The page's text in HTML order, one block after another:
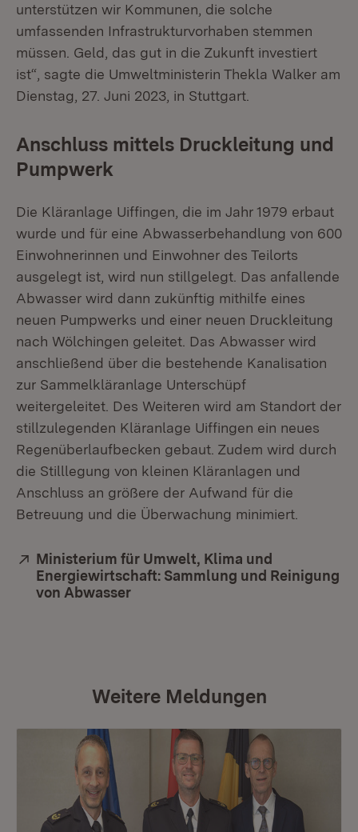
unterstützen wir Kommunen, die solche
umfassenden Infrastrukturvorhaben stemmen
müssen. Geld, das gut in die Zukunft investiert
ist“, sagte die Umweltministerin Thekla Walker am
Dienstag, 27. Juni 2023, in Stuttgart.
Anschluss mittels Druckleitung und
Pumpwerk
Die Kläranlage Uiffingen, die im Jahr 1979 erbaut
wurde und für eine Abwasser­behandlung von 600
Einwohnerinnen und Einwohner des Teilorts
ausgelegt ist, wird nun stillgelegt. Das anfallende
Abwasser wird dann zukünftig mithilfe eines
neuen Pumpwerks und einer neuen Druckleitung
nach Wölchingen geleitet. Das Abwasser wird
anschließend über die bestehende Kanalisation
zur Sammelklär­anlage Unterschüpf
weitergeleitet. Des Weiteren wird am Standort der
stillzulegenden Kläranlage Uiffingen ein neues
Regenüberlaufbecken gebaut. Zudem wird durch
die Stilllegung von kleinen Kläranlagen und
Anschluss an größere der Aufwand für die
Betreuung und die Überwachung minimiert.
Extern:
Ministerium für Umwelt, Klima und
Energiewirtschaft: Sammlung und Reinigung
von Abwasser
Weitere Meldungen